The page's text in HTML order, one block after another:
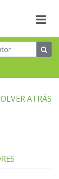
ATRÁS